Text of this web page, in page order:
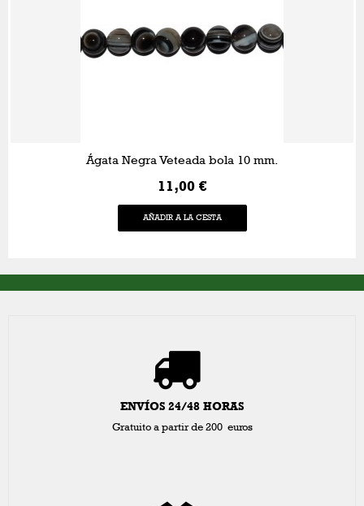
Ágata Negra Veteada bola 10 mm.
11,00 €
AÑADIR A LA CESTA
ENVÍOS 24/48 HORAS
Gratuito a partir de 200 euros